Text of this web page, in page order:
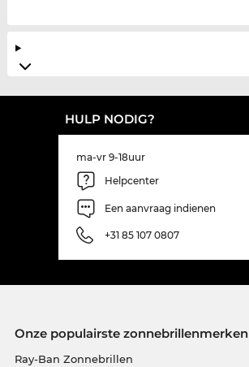
HULP NODIG?
ma-vr 9-18uur
Helpcenter
Een aanvraag indienen
+31 85 107 0807
Onze populairste zonnebrillenmerken
Ray-Ban Zonnebrillen